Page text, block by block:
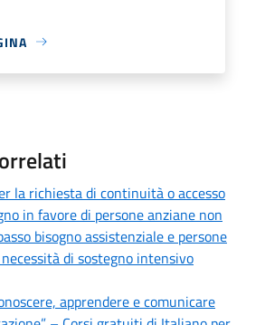
la richiesta di continuità o accesso
in favore di persone anziane non
bisogno assistenziale e persone
di sostegno intensivo
apprendere e comunicare